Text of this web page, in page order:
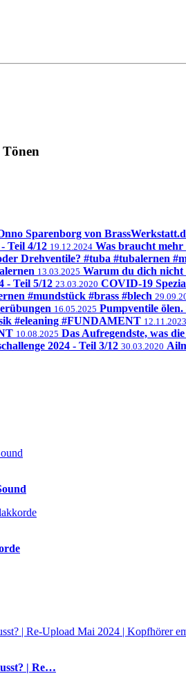
Tönen
Sparenborg von
Teil 4/12 19.12.2024 Was braucht mehr
Drehventile? #tuba #tubalernen
13.03.2025 Warum du dich nicht
- Teil 5/12 23.03.2020 COVID-19
#mundstück #brass #blech
16.05.2025 Pumpventile
#eleaning #FUNDAMENT 12.11.2023
10.08.2025 Das Aufregendste, was
2024 - Teil 3/12 30.03.2020
| Re…